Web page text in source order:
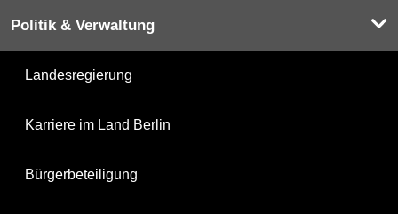
Politik & Verwaltung
Landesregierung
Karriere im Land Berlin
Bürgerbeteiligung